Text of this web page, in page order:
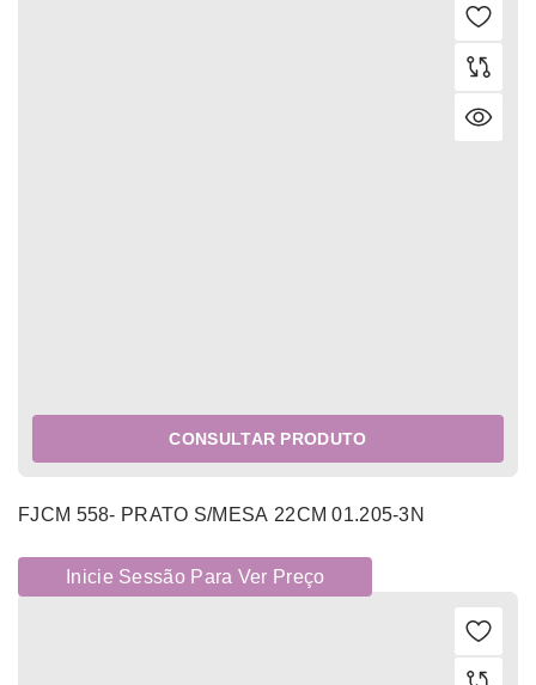
CONSULTAR PRODUTO
FJCM 558- PRATO S/MESA 22CM 01.205-3N
Inicie Sessão Para Ver Preço